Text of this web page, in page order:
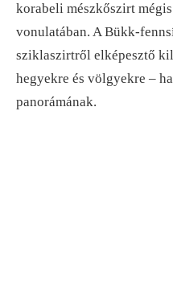
korabeli mészkőszirt
vonulatában. A Bükk-
sziklaszirtről elképesztő
hegyekre és völgyekre –
panorámának.